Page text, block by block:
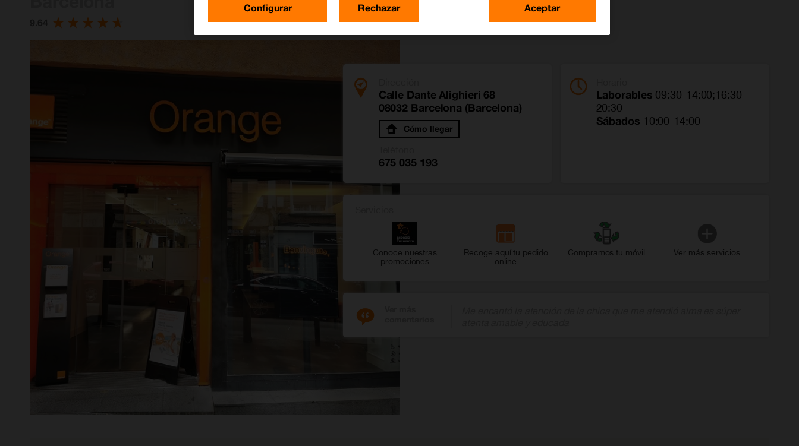
Calle Dante Alighieri 68
08032 Barcelona (Barcelona)
Cómo llegar
675 035 193
Laborables 09:30-14:00;16:30-
20:30
Sábados 10:00-14:00
Conoce nuestras
promociones
Recoge aquí tu pedido
online
Compramos tu móvil Ver más servicios
Configurar Rechazar Aceptar